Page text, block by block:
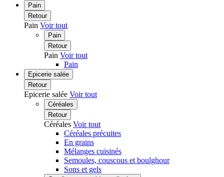
Pain
Retour
Pain Voir tout
Pain
Retour
Pain Voir tout
Pain
Epicerie salée
Retour
Epicerie salée Voir tout
Céréales
Retour
Céréales Voir tout
Céréales précuites
En grains
Mélanges cuisinés
Semoules, couscous et boulghour
Sons et gels